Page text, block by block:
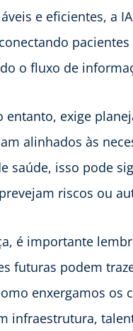
e eficientes, a
o fluxo de
entanto, exige
alinhados às
saúde, isso pode
riscos ou
é importante
futuras podem
enxergamos os
infraestrutura,